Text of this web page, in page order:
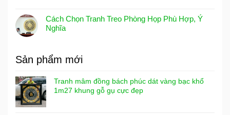
Cách Chọn Tranh Treo Phòng Họp Phù Hợp, Ý
Nghĩa
Sản phẩm mới
Tranh mâm đồng bách phúc dát vàng bạc khổ
1m27 khung gỗ gụ cực đẹp